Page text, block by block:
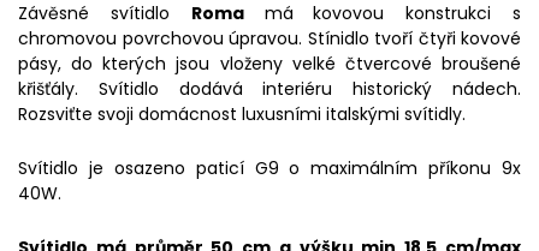
Závěsné svítidlo Roma má
kovovou konstrukci s
chromovou povrchovou úpravou. Stínidlo tvoří čtyři kovové
pásy, do kterých jsou vloženy velké čtvercové broušené
křišťály. Svítidlo dodává interiéru historický nádech.
Rozsviťte svoji domácnost luxusními italskými svítidly.
Svítidlo je osazeno paticí G9 o maximálním příkonu 9x
40W.